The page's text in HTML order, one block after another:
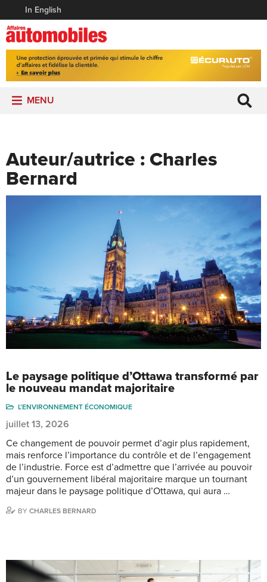
In English
MENU
Auteur/autrice : Charles
Bernard
Le paysage politique d’Ottawa transformé par
le nouveau mandat majoritaire
L’ENVIRONNEMENT ÉCONOMIQUE
juillet 13, 2026
Ce changement de pouvoir permet d’agir plus rapidement,
mais renforce l’importance du contrôle et de l’engagement
de l’industrie. Force est d’admettre que l’arrivée au pouvoir
d’un gouvernement libéral majoritaire marque un tournant
majeur dans le paysage politique d’Ottawa, qui aura …
BY CHARLES BERNARD